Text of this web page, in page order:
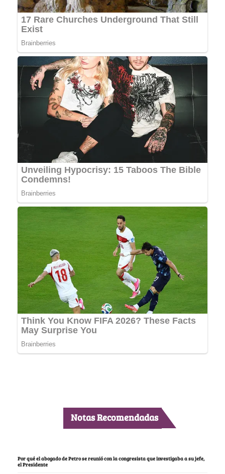
Notas Recomendadas
Por qué el abogado de Petro se reunió con la congresista que investigaba a su jefe,
el Presidente